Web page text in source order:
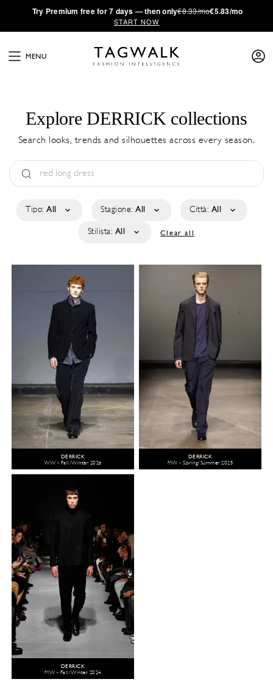
·Try Premium free for 7 days — then only€8.33/mo€5.83/mo
START NOW
MENU
Explore DERRICK collections
Search looks, trends and silhouettes across every season.
Tipo: All Stagione: All Città: All
Stilista: All Clear all
DERRICK
WW - Fall/Winter 2026
DERRICK
MW - Spring/Summer 2025
DERRICK
MW - Fall/Winter 2024